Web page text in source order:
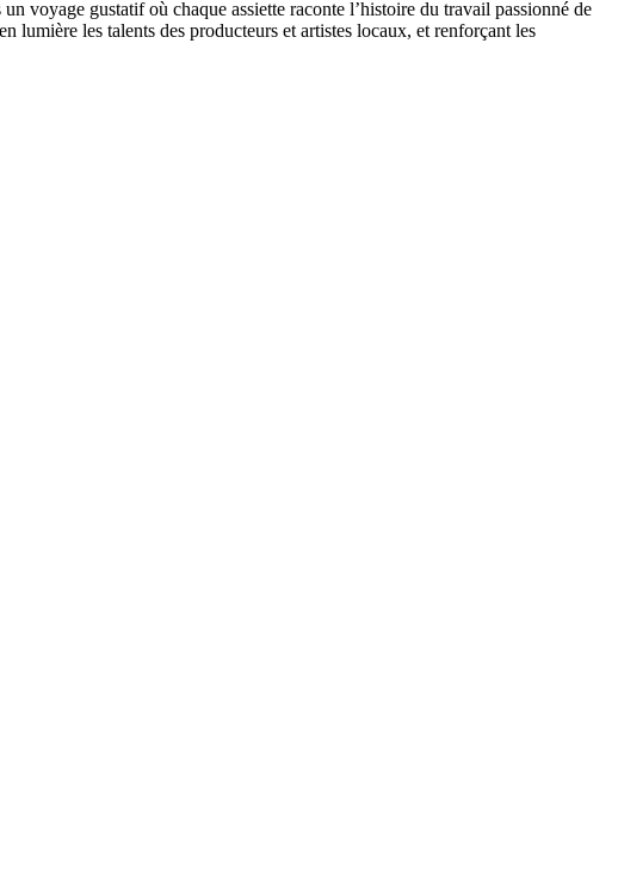
voyage gustatif où chaque assiette raconte l’histoire du travail passionné de
lumière les talents des producteurs et artistes locaux, et renforçant les